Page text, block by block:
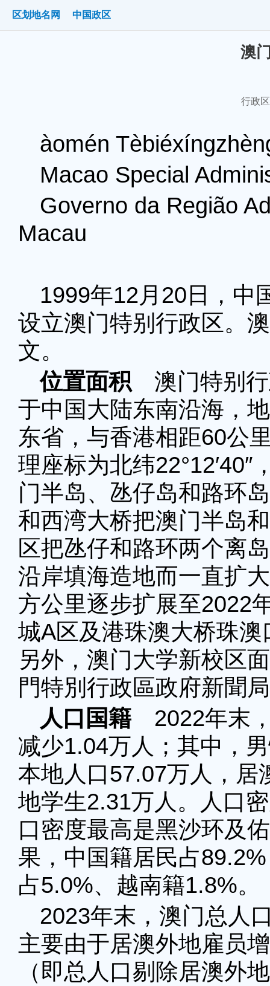
区划地名网 中国政区
澳
行政
àomén
Macao Special
Governo da Região
Macau
1999年12月20日，中
设立澳门特别行政区。
文。
位置面积 澳门特别行
于中国大陆东南沿海，
东省，与香港相距60公
理座标为北纬22°12′40″
门半岛、氹仔岛和路环
和西湾大桥把澳门半岛
区把氹仔和路环两个离
沿岸填海造地而一直扩
方公里逐步扩展至2022
城A区及港珠澳大桥珠
另外，澳门大学新校区
門特別行政區政府新聞
人口国籍 2022年末
减少1.04万人；其中，
本地人口57.07万人，居
地学生2.31万人。人口
口密度最高是黑沙环及
果，中国籍居民占
占5.0%、越南籍1.8%。
2023年末，澳门总人
主要由于居澳外地雇员
（即总人口剔除居澳外